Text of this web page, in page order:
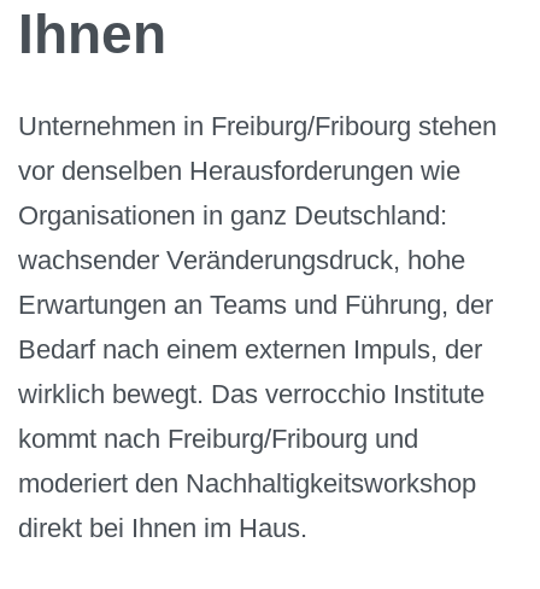
Ihnen
Unternehmen in Freiburg/Fribourg stehen
vor denselben Herausforderungen wie
Organisationen in ganz Deutschland:
wachsender Veränderungsdruck, hohe
Erwartungen an Teams und Führung, der
Bedarf nach einem externen Impuls, der
wirklich bewegt. Das verrocchio Institute
kommt nach Freiburg/Fribourg und
moderiert den Nachhaltigkeitsworkshop
direkt bei Ihnen im Haus.